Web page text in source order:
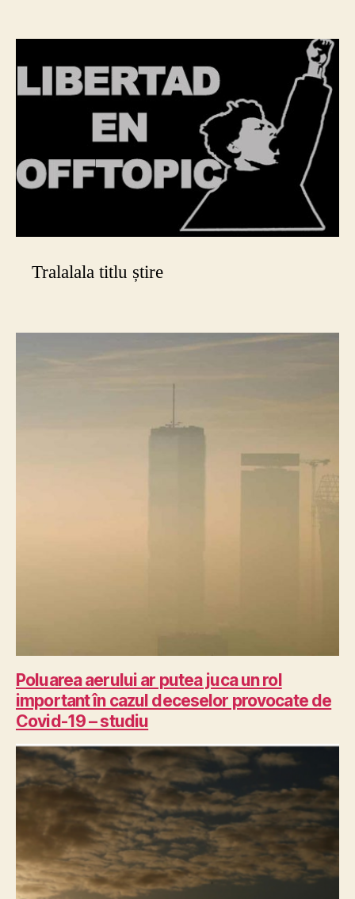
Tralalala titlu știre
Poluarea aerului ar putea juca un rol
important în cazul deceselor provocate de
Covid-19 – studiu